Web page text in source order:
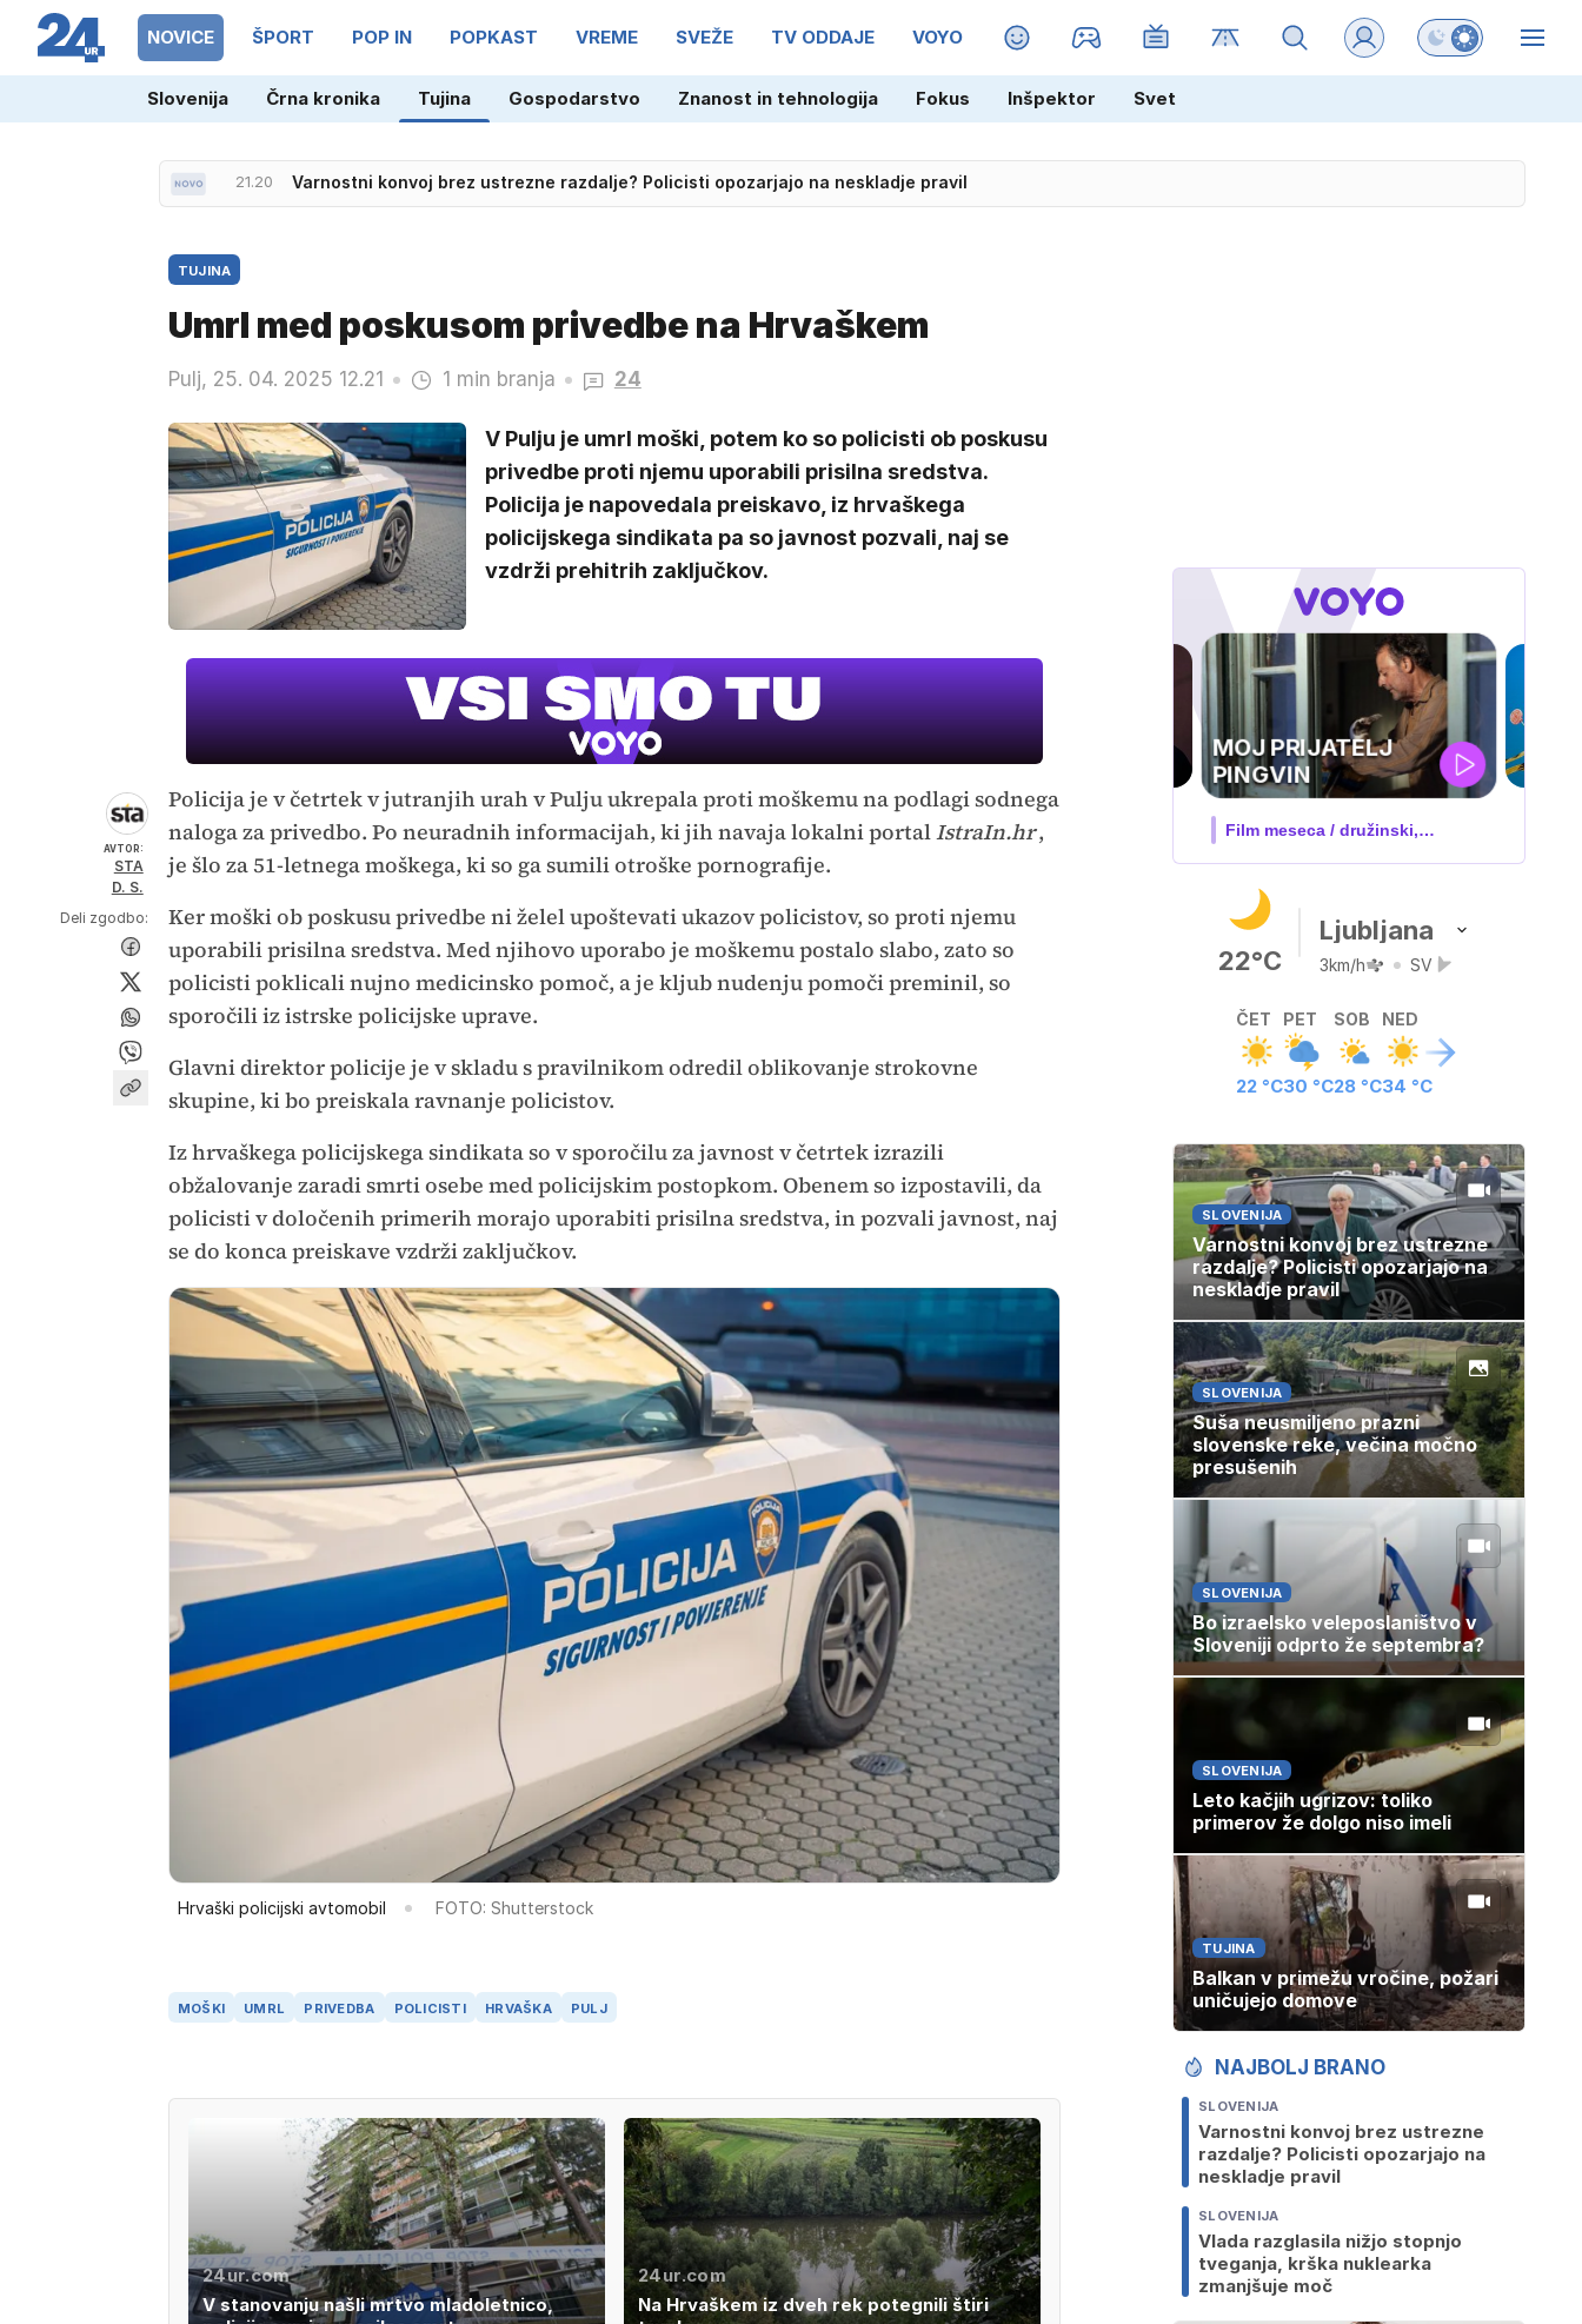
NOVICE ŠPORT POP IN POPKAST VREME SVEŽE TV ODDAJE VOYO MAGAZIN Preklopi barvni
Slovenija Črna kronika Tujina Gospodarstvo Znanost in tehnologija Fokus Inšpektor Svet
Varnostni konvoj brez ustrezne razdalje? Policisti opozarjajo na neskladje pravil
21.23 Državna srebrnina pod eno streho?
TUJINA
Umrl med poskusom privedbe na Hrvaškem
Pulj, 25. 04. 2025 12.21 1 min branja 24
V Pulju je umrl moški, potem ko so policisti ob poskusu
privedbe proti njemu uporabili prisilna sredstva.
Policija je napovedala preiskavo, iz hrvaškega
policijskega sindikata pa so javnost pozvali, naj se
vzdrži prehitrih zaključkov.
AVTOR:
STA
D. S.
Deli zgodbo:
Policija je v četrtek v jutranjih urah v Pulju ukrepala proti moškemu na podlagi sodnega
naloga za privedbo. Po neuradnih informacijah, ki jih navaja lokalni portalIstraIn.hr,
je šlo za 51-letnega moškega, ki so ga sumili otroške pornografije.
Ker moški ob poskusu privedbe ni želel upoštevati ukazov policistov, so proti njemu
uporabili prisilna sredstva. Med njihovo uporabo je moškemu postalo slabo, zato so
policisti poklicali nujno medicinsko pomoč, a je kljub nudenju pomoči preminil, so
sporočili iz istrske policijske uprave.
Glavni direktor policije je v skladu s pravilnikom odredil oblikovanje strokovne
skupine, ki bo preiskala ravnanje policistov.
Iz hrvaškega policijskega sindikata so v sporočilu za javnost v četrtek izrazili
obžalovanje zaradi smrti osebe med policijskim postopkom. Obenem so izpostavili, da
policisti v določenih primerih morajo uporabiti prisilna sredstva, in pozvali javnost, naj
se do konca preiskave vzdrži zaključkov.
Hrvaški policijski avtomobil FOTO: Shutterstock
MOŠKI UMRL PRIVEDBA POLICISTI HRVAŠKA PULJ
24ur.com
V stanovanju našli mrtvo mladoletnico,
24ur.com
Na Hrvaškem iz dveh rek potegnili štiri
IQ 160
Nova hrvaška serija
22°C
Ljubljana
3km/h SV
ČET
22 °C
PET
30 °C
SOB
28 °C
NED
34 °C
SLOVENIJA
Varnostni konvoj brez ustrezne
razdalje? Policisti opozarjajo na
neskladje pravil
SLOVENIJA
Suša neusmiljeno prazni
slovenske reke, večina močno
presušenih
SLOVENIJA
Bo izraelsko veleposlaništvo v
Sloveniji odprto že septembra?
SLOVENIJA
Leto kačjih ugrizov: toliko
primerov že dolgo niso imeli
TUJINA
Balkan v primežu vročine, požari
uničujejo domove
NAJBOLJ BRANO
SLOVENIJA
Varnostni konvoj brez ustrezne
razdalje? Policisti opozarjajo na
neskladje pravil
SLOVENIJA
Vlada razglasila nižjo stopnjo
tveganja, krška nuklearka
zmanjšuje moč